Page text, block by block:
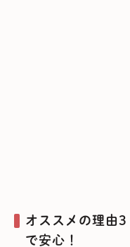
オススメの理由
で安心！